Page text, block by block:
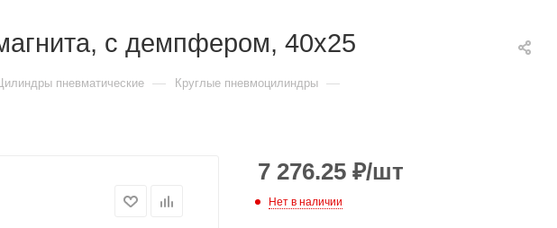
с демпфером, 40x25
пневматические — Круглые пневмоцилиндры —
7 276.25 ₽/шт
Нет в наличии